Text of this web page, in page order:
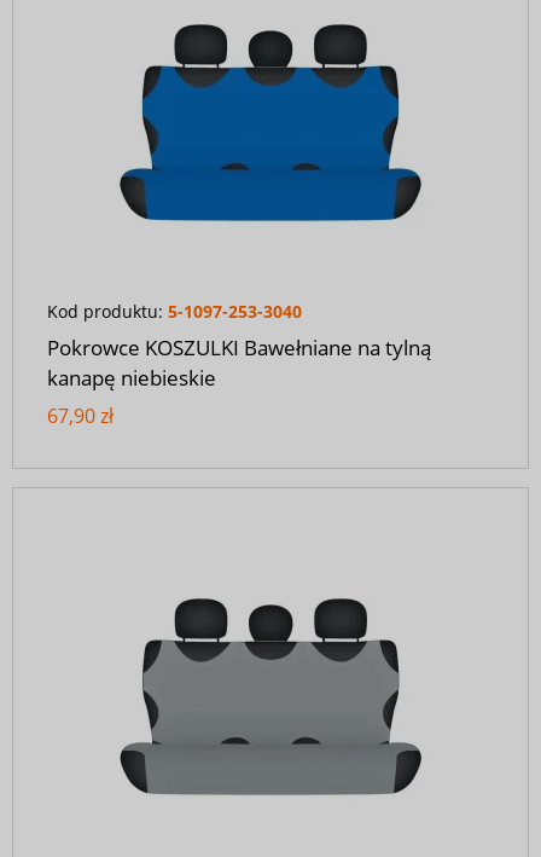
Kod produktu: 5-1097-253-3040
Pokrowce KOSZULKI Bawełniane na tylną
kanapę niebieskie
67,90 zł